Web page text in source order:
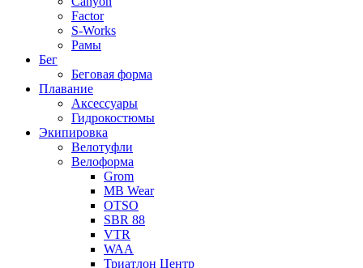
Factor
S-Works
Рамы
Бег
Беговая форма
Плавание
Аксессуары
Гидрокостюмы
Экипировка
Велотуфли
Велоформа
Grom
MB Wear
OTSO
SBR 88
VTR
WAA
Триатлон Центр